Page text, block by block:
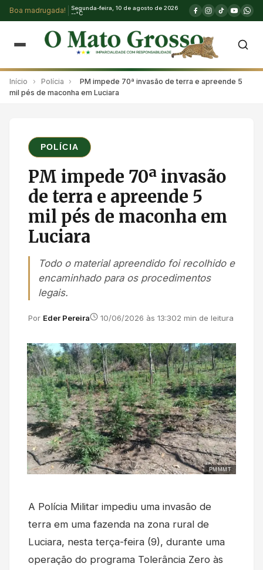
Boa madrugada!
Segunda-feira, 10 de agosto de 2026
--°C
Início › Polícia ›
PM impede 70ª invasão de terra e apreende 5
mil pés de maconha em Luciara
POLÍCIA
PM impede 70ª invasão
de terra e apreende 5
mil pés de maconha em
Luciara
Todo o material apreendido foi recolhido e
encaminhado para os procedimentos
legais.
Por Eder Pereira 10/06/2026 às 13:302 min de leitura
PMMMT
A Polícia Militar impediu uma invasão de
terra em uma fazenda na zona rural de
Luciara, nesta terça-feira (9), durante uma
operação do programa Tolerância Zero às